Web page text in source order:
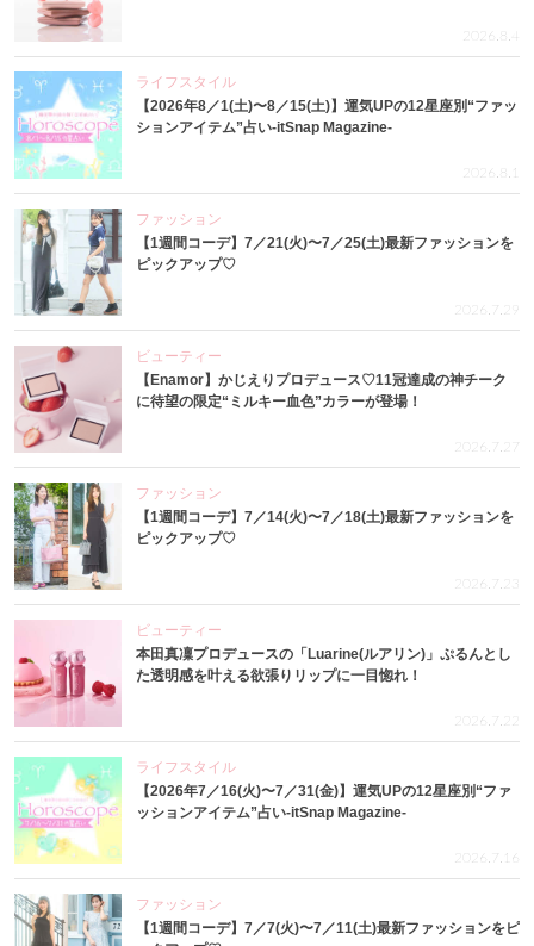
2026.8.4
ライフスタイル
【2026年8／1(土)〜8／15(土)】運気UPの12星座別“ファッ
ションアイテム”占い-itSnap Magazine-
2026.8.1
ファッション
【1週間コーデ】7／21(火)〜7／25(土)最新ファッションを
ピックアップ♡
2026.7.29
ビューティー
【Enamor】かじえりプロデュース♡11冠達成の神チーク
に待望の限定“ミルキー血色”カラーが登場！
2026.7.27
ファッション
【1週間コーデ】7／14(火)〜7／18(土)最新ファッションを
ピックアップ♡
2026.7.23
ビューティー
本田真凜プロデュースの「Luarine(ルアリン)」ぷるんとし
た透明感を叶える欲張りリップに一目惚れ！
2026.7.22
ライフスタイル
【2026年7／16(火)〜7／31(金)】運気UPの12星座別“ファ
ッションアイテム”占い-itSnap Magazine-
2026.7.16
ファッション
【1週間コーデ】7／7(火)〜7／11(土)最新ファッションをピ